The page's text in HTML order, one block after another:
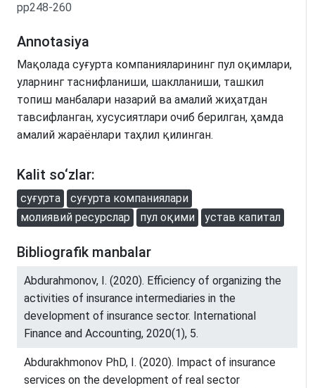
pp248-260
Annotasiya
Мақолада суғурта компанияларининг пул оқимлари,
уларнинг таснифланиши, шаклланиши, ташкил
топиш манбалари назарий ва амалий жиҳатдан
тавсифланган, хусусиятлари очиб берилган, ҳамда
амалий жараёнлари таҳлил қилинган.
Kalit so‘zlar:
суғурта
суғурта компаниялари
молиявий ресурслар
пул оқими устав капитал
Bibliografik manbalar
Abdurahmonov, I. (2020). Efficiency of organizing the
activities of insurance intermediaries in the
development of insurance sector. International
Finance and Accounting, 2020(1), 5.
Abdurakhmonov PhD, I. (2020). Impact of insurance
services on the development of real sector